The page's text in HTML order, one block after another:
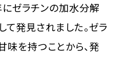
ゼラチンの加水分解
発見されました。ゼラ
味を持つことから、発